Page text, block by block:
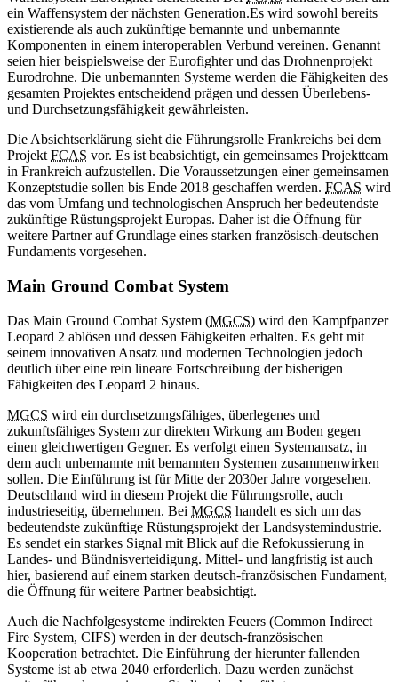
ein Waffensystem der nächsten Generation.Es wird sowohl bereits
existierende als auch zukünftige bemannte und unbemannte
Komponenten in einem interoperablen Verbund vereinen. Genannt
seien hier beispielsweise der Eurofighter und das Drohnenprojekt
Eurodrohne. Die unbemannten Systeme werden die Fähigkeiten des
gesamten Projektes entscheidend prägen und dessen Überlebens-
und Durchsetzungsfähigkeit gewährleisten.
Die Absichtserklärung sieht die Führungsrolle Frankreichs bei dem
Projekt FCAS vor. Es ist beabsichtigt, ein gemeinsames Projektteam
in Frankreich aufzustellen. Die Voraussetzungen einer gemeinsamen
Konzeptstudie sollen bis Ende 2018 geschaffen werden. FCAS wird
das vom Umfang und technologischen Anspruch her bedeutendste
zukünftige Rüstungsprojekt Europas. Daher ist die Öffnung für
weitere Partner auf Grundlage eines starken französisch-deutschen
Fundaments vorgesehen.
Main Ground Combat System
Das Main Ground Combat System (MGCS) wird den Kampfpanzer
Leopard 2 ablösen und dessen Fähigkeiten erhalten. Es geht mit
seinem innovativen Ansatz und modernen Technologien jedoch
deutlich über eine rein lineare Fortschreibung der bisherigen
Fähigkeiten des Leopard 2 hinaus.
MGCS wird ein durchsetzungsfähiges, überlegenes und
zukunftsfähiges System zur direkten Wirkung am Boden gegen
einen gleichwertigen Gegner. Es verfolgt einen Systemansatz, in
dem auch unbemannte mit bemannten Systemen zusammenwirken
sollen. Die Einführung ist für Mitte der 2030er Jahre vorgesehen.
Deutschland wird in diesem Projekt die Führungsrolle, auch
industrieseitig, übernehmen. Bei MGCS handelt es sich um das
bedeutendste zukünftige Rüstungsprojekt der Landsystemindustrie.
Es sendet ein starkes Signal mit Blick auf die Refokussierung in
Landes- und Bündnisverteidigung. Mittel- und langfristig ist auch
hier, basierend auf einem starken deutsch-französischen Fundament,
die Öffnung für weitere Partner beabsichtigt.
Auch die Nachfolgesysteme indirekten Feuers (Common Indirect
Fire System, CIFS) werden in der deutsch-französischen
Kooperation betrachtet. Die Einführung der hierunter fallenden
Systeme ist ab etwa 2040 erforderlich. Dazu werden zunächst